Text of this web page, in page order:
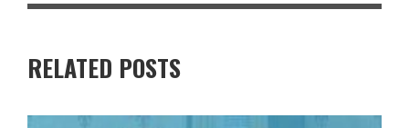
RELATED POSTS